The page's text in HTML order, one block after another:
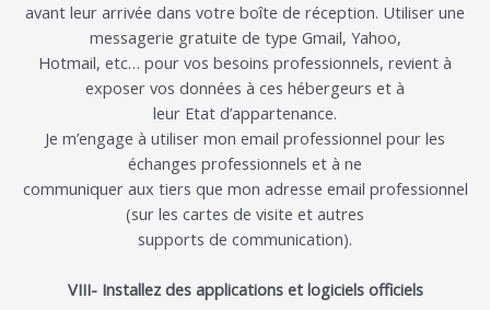
avant leur arrivée dans votre boîte de réception. Utiliser une
messagerie gratuite de type Gmail, Yahoo,
Hotmail, etc… pour vos besoins professionnels, revient à
exposer vos données à ces hébergeurs et à
leur Etat d’appartenance.
Je m’engage à utiliser mon email professionnel pour les
échanges professionnels et à ne
communiquer aux tiers que mon adresse email professionnel
(sur les cartes de visite et autres
supports de communication).
VIII- Installez des applications et logiciels officiels